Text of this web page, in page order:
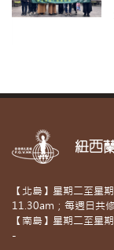
紐西
【北島】星期二至星
11.30am；每週日共
【南島】星期二至星
-